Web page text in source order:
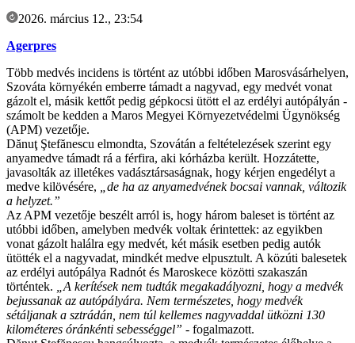
2026. március 12., 23:54
Agerpres
Több medvés incidens is történt az utóbbi időben Marosvásárhelyen,
Szováta környékén emberre támadt a nagyvad, egy medvét vonat
gázolt el, másik kettőt pedig gépkocsi ütött el az erdélyi autópályán -
számolt be kedden a Maros Megyei Környezetvédelmi Ügynökség
(APM) vezetője.
Dănuţ Ştefănescu elmondta, Szovátán a feltételezések szerint egy
anyamedve támadt rá a férfira, aki kórházba került. Hozzátette,
javasolták az illetékes vadásztársaságnak, hogy kérjen engedélyt a
medve kilövésére,
„de ha az anyamedvének bocsai vannak, változik
a helyzet.”
Az APM vezetője beszélt arról is, hogy három baleset is történt az
utóbbi időben, amelyben medvék voltak érintettek: az egyikben
vonat gázolt halálra egy medvét, két másik esetben pedig autók
ütötték el a nagyvadat, mindkét medve elpusztult. A közúti balesetek
az erdélyi autópálya Radnót és Maroskece közötti szakaszán
történtek.
„A kerítések nem tudták megakadályozni, hogy a medvék
bejussanak az autópályára. Nem természetes, hogy medvék
sétáljanak a sztrádán, nem túl kellemes nagyvaddal ütközni 130
kilométeres óránkénti sebességgel” - fogalmazott.